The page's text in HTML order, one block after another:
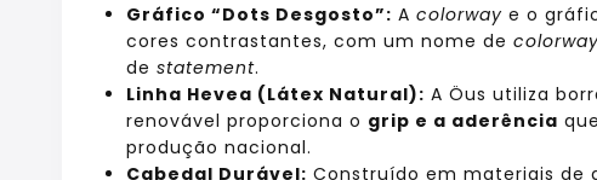
Gráfico “Dots Desgosto”: A colorway e o
cores contrastantes, com um nome de colorway
de statement.
Linha Hevea (Látex Natural): A Öus utiliza
renovável proporciona o grip e a aderência
produção nacional.
Cabedal Durável: Construído em materiais de